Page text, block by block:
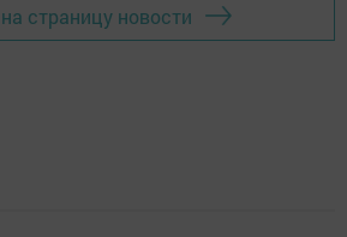
страницу новости